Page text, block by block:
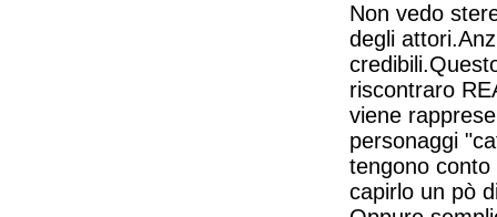
Non vedo
degli
riscontraro
viene
personaggi
tengono conto
capirlo un pò